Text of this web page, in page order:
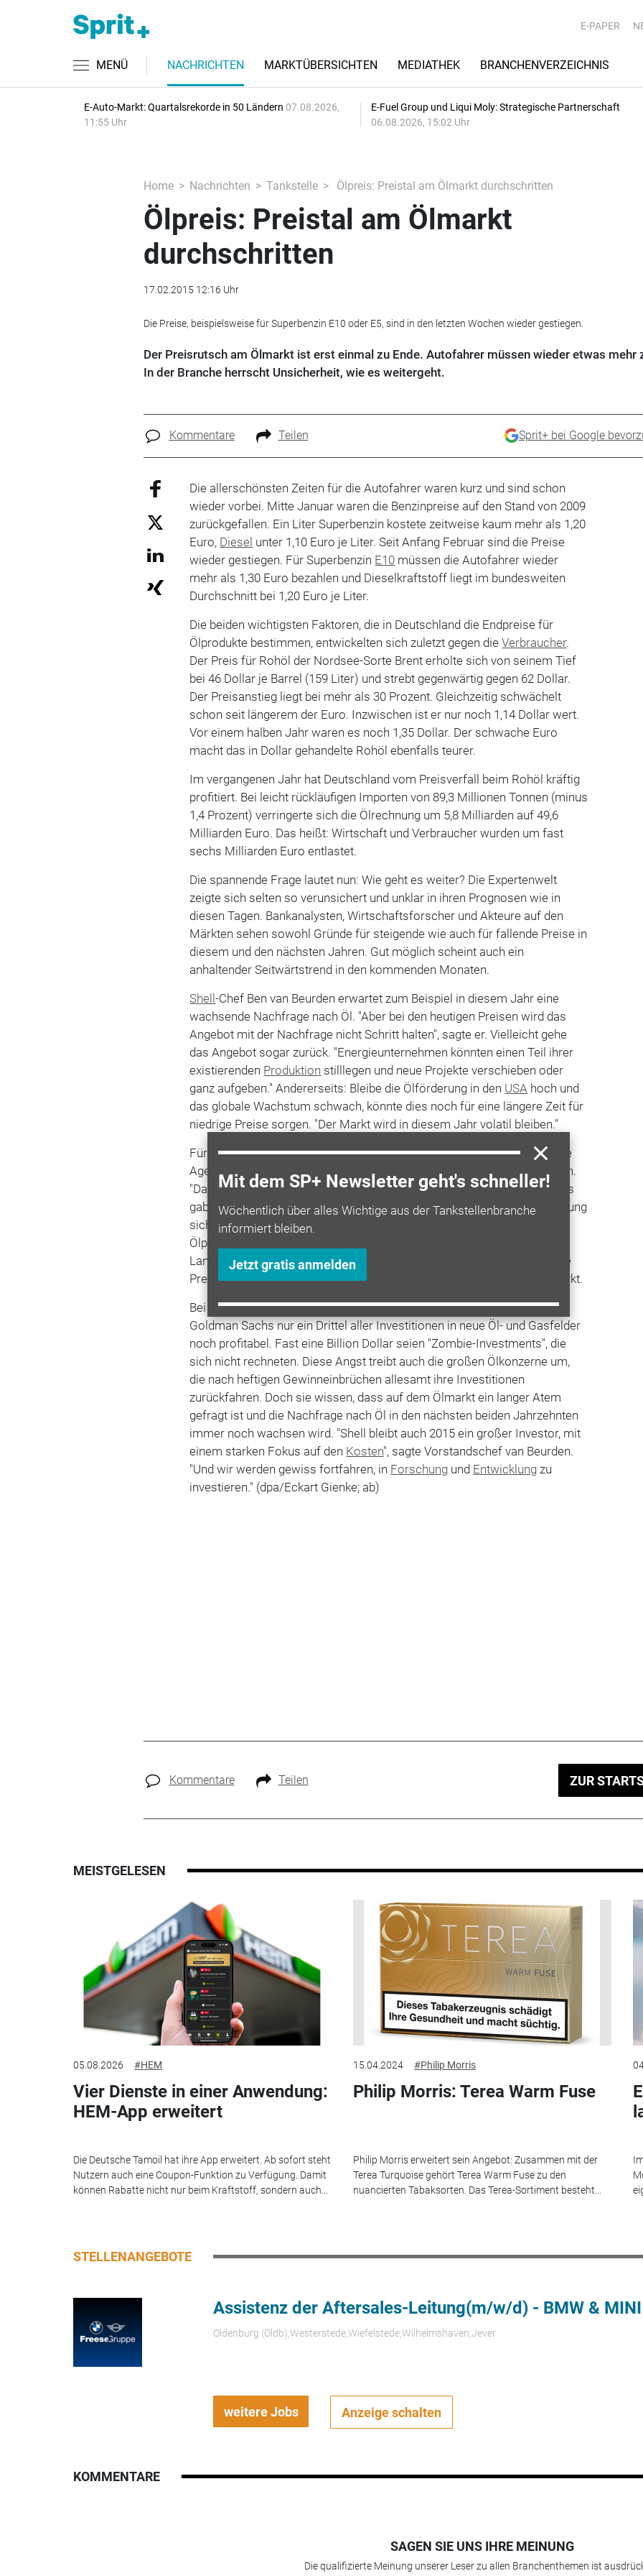
E-PAPER
MENÜ NACHRICHTEN MARKTÜBERSICHTEN MEDIATHEK BRANCHENVERZEICHNIS
E-Auto-Markt: Quartalsrekorde in 50 Ländern 07.08.2026,
11:55 Uhr
E-Fuel Group und Liqui Moly: Strategische Partnerschaft
06.08.2026, 15:02 Uhr
Home Nachrichten Tankstelle Ölpreis: Preistal am Ölmarkt durchschritten
Ölpreis: Preistal am Ölmarkt
durchschritten
17.02.2015 12:16 Uhr
Die Preise, beispielsweise für Superbenzin E10 oder E5, sind in den letzten Wochen wieder gestiegen.
Der Preisrutsch am Ölmarkt ist erst einmal zu Ende. Autofahrer müssen wieder etwas mehr
In der Branche herrscht Unsicherheit, wie es weitergeht.
Kommentare Teilen Sprit+ bei Google
Mit dem SP+ Newsletter geht's schneller!
Wöchentlich über alles Wichtige aus der Tankstellenbranche
informiert bleiben.
Jetzt gratis anmelden
Die allerschönsten Zeiten für die Autofahrer waren kurz und sind schon
wieder vorbei. Mitte Januar waren die Benzinpreise auf den Stand von 2009
zurückgefallen. Ein Liter Superbenzin kostete zeitweise kaum mehr als 1,20
Euro, Diesel unter 1,10 Euro je Liter. Seit Anfang Februar sind die Preise
wieder gestiegen. Für Superbenzin E10 müssen die Autofahrer wieder
mehr als 1,30 Euro bezahlen und Dieselkraftstoff liegt im bundesweiten
Durchschnitt bei 1,20 Euro je Liter.
Die beiden wichtigsten Faktoren, die in Deutschland die Endpreise für
Ölprodukte bestimmen, entwickelten sich zuletzt gegen dieVerbraucher.
Der Preis für Rohöl der Nordsee-Sorte Brent erholte sich von seinem Tief
bei 46 Dollar je Barrel (159 Liter) und strebt gegenwärtig gegen 62 Dollar.
Der Preisanstieg liegt bei mehr als 30 Prozent. Gleichzeitig schwächelt
schon seit längerem der Euro. Inzwischen ist er nur noch 1,14 Dollar wert.
Vor einem halben Jahr waren es noch 1,35 Dollar. Der schwache Euro
macht das in Dollar gehandelte Rohöl ebenfalls teurer.
Im vergangenen Jahr hat Deutschland vom Preisverfall beim Rohöl kräftig
profitiert. Bei leicht rückläufigen Importen von 89,3 Millionen Tonnen (minus
1,4 Prozent) verringerte sich die Ölrechnung um 5,8 Milliarden auf 49,6
Milliarden Euro. Das heißt: Wirtschaft und Verbraucher wurden um fast
sechs Milliarden Euro entlastet.
Die spannende Frage lautet nun: Wie geht es weiter? Die Expertenwelt
zeigte sich selten so verunsichert und unklar in ihren Prognosen wie in
diesen Tagen. Bankanalysten, Wirtschaftsforscher und Akteure auf den
Märkten sehen sowohl Gründe für steigende wie auch für fallende Preise in
diesem und den nächsten Jahren. Gut möglich scheint auch ein
anhaltender Seitwärtstrend in den kommenden Monaten.
Shell-Chef Ben van Beurden erwartet zum Beispiel in diesem Jahr eine
wachsende Nachfrage nach Öl. "Aber bei den heutigen Preisen wird das
Angebot mit der Nachfrage nicht Schritt halten", sagte er. Vielleicht gehe
das Angebot sogar zurück. "Energieunternehmen könnten einen Teil ihrer
existierenden Produktion stilllegen und neue Projekte verschieben oder
ganz aufgeben." Andererseits: Bleibe die Ölförderung in den USA hoch und
das globale Wachstum schwach, könnte dies noch für eine längere Zeit für
niedrige Preise sorgen. "Der Markt wird in diesem Jahr volatil bleiben."
Für Maria van der Hoeven, Generalsekretärin der Internationalen Energie
Agentur (IEA), ist sogar eine neue Epoche auf dem Ölmarkt angebrochen.
"Das Schieferöl aus den USA hat die Spielregeln verändert", sagte sie. "Es
gab noch nie eine Situation wie heute." Dazu gehöre, dass die US-Förderung
sich künftig flexibel der Nachfrage am Ölmarkt und den schwankenden
Ölpreisen anpasse. Damit würden die USA quasi die Rolle des Opec-
Landes Saudi-Arabien übernehmen, das bislang als "Swing Producer" die
Preise hochhielt. Das machen die Saudis nicht mehr; nun regiert der Markt.
Bei einem Ölpreis von weniger als 70 Dollar sind nach Einschätzung von
Goldman Sachs nur ein Drittel aller Investitionen in neue Öl- und Gasfelder
noch profitabel. Fast eine Billion Dollar seien "Zombie-Investments", die
sich nicht rechneten. Diese Angst treibt auch die großen Ölkonzerne um,
die nach heftigen Gewinneinbrüchen allesamt ihre Investitionen
zurückfahren. Doch sie wissen, dass auf dem Ölmarkt ein langer Atem
gefragt ist und die Nachfrage nach Öl in den nächsten beiden Jahrzehnten
immer noch wachsen wird. "Shell bleibt auch 2015 ein großer Investor, mit
einem starken Fokus auf den Kosten", sagte Vorstandschef van Beurden.
"Und wir werden gewiss fortfahren, in Forschung und Entwicklung zu
investieren." (dpa/Eckart Gienke; ab)
Kommentare Teilen ZUR
MEISTGELESEN
05.08.2026 #HEM
Vier Dienste in einer Anwendung:
HEM-App erweitert
Die Deutsche Tamoil hat ihre App erweitert. Ab sofort steht
Nutzern auch eine Coupon-Funktion zu Verfügung. Damit
können Rabatte nicht nur beim Kraftstoff, sondern auch...
15.04.2024 #Philip Morris
Philip Morris: Terea Warm Fuse
Philip Morris erweitert sein Angebot: Zusammen mit der
Terea Turquoise gehört Terea Warm Fuse zu den
nuancierten Tabaksorten. Das Terea-Sortiment besteht...
STELLENANGEBOTE
Assistenz der Aftersales-Leitung(m/w/d) - BMW & MINI
Oldenburg (Oldb);Westerstede;Wiefelstede;Wilhelmshaven;Jever
weitere Jobs Anzeige schalten
KOMMENTARE
SAGEN SIE UNS IHRE MEINUNG
Die qualifizierte Meinung unserer Leser zu allen Branchenthemen ist